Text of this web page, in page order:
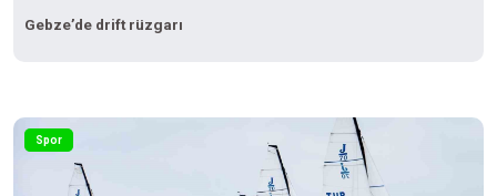
Gebze’de drift rüzgarı
Spor